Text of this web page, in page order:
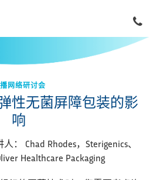
网络研讨会
性无菌屏障包装的影
响
人： Chad Rhodes，Sterigenics、
Healthcare Packaging